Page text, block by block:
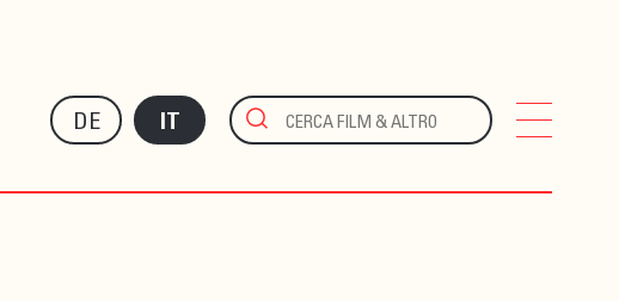
DE IT